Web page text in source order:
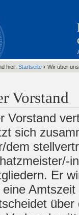
hier: Startseite › Wir über uns
Vorstand
Vorstand
sich
dem
Er
eine